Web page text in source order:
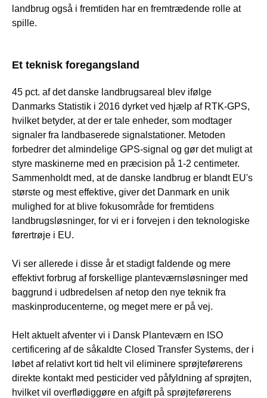
landbrug også i fremtiden har en fremtrædende rolle at
spille.
Et teknisk foregangsland
45 pct. af det danske landbrugsareal blev ifølge
Danmarks Statistik i 2016 dyrket ved hjælp af RTK-GPS,
hvilket betyder, at der er tale enheder, som modtager
signaler fra landbaserede signalstationer. Metoden
forbedrer det almindelige GPS-signal og gør det muligt at
styre maskinerne med en præcision på 1-2 centimeter.
Sammenholdt med, at de danske landbrug er blandt EU's
største og mest effektive, giver det Danmark en unik
mulighed for at blive fokusområde for fremtidens
landbrugsløsninger, for vi er i forvejen i den teknologiske
førertrøje i EU.
Vi ser allerede i disse år et stadigt faldende og mere
effektivt forbrug af forskellige planteværnsløsninger med
baggrund i udbredelsen af netop den nye teknik fra
maskinproducenterne, og meget mere er på vej.
Helt aktuelt afventer vi i Dansk Planteværn en ISO
certificering af de såkaldte Closed Transfer Systems, der i
løbet af relativt kort tid helt vil eliminere sprøjteførerens
direkte kontakt med pesticider ved påfyldning af sprøjten,
hvilket vil overflødiggøre en afgift på sprøjteførerens